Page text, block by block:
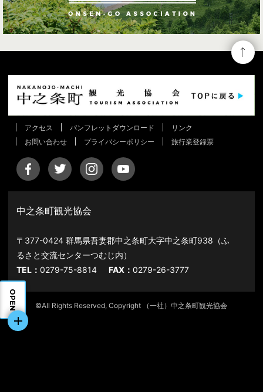
OPEN
アクセス パンフレットダウンロード
リンク
お問い合わせ
プライバシーポリシー 旅行業登録票
中之条町観光協会
〒377-0424 群馬県吾妻郡中之条町大字中之条町938（ふ
るさと交流センターつむじ内）
TEL：0279-75-8814 FAX：0279-26-3777
©All Rights Reserved, Copyright （一社）中之条町観光協会